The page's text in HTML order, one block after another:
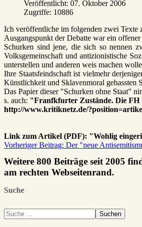
Veröffentlicht: 07. Oktober 2006
Zugriffe: 10886
Ich veröffentliche im folgenden zwei Texte
Ausgangspunkt der Debatte war ein
Schurken sind jene, die sich so nennen
Volksgemeinschaft und antizionistische
unterstellen und anderen weis machen
Ihre Staatsfeindschaft ist vielmehr
Künstlichkeit und Sklavenmoral gehassten
Das Papier dieser "Schurken ohne Staat"
s. auch: "Franfkfurter Zustände. Die FH
http://www.kritiknetz.de/
Link zum Artikel (PDF): "Wohlig
Vorheriger Beitrag: Der "neue
Weitere 800 Beiträge seit 2005
am rechten Webseitenrand.
Suche
Suchen